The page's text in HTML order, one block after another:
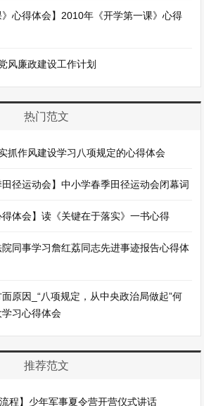
》心得体会】2010年《开学第一课》心得
风廉政建设工作计划
热门范文
抓作风建设学习八项规定的心得体会
田径运动会】中小学春季田径运动会闭幕词
得体会】读《关键在于落实》一书心得
院同事学习詹红荔同志先进事迹报告心得体
原因_“八项规定，从中央政治局做起”何
习心得体会
推荐范文
程】少年军事夏令营开营仪式讲话